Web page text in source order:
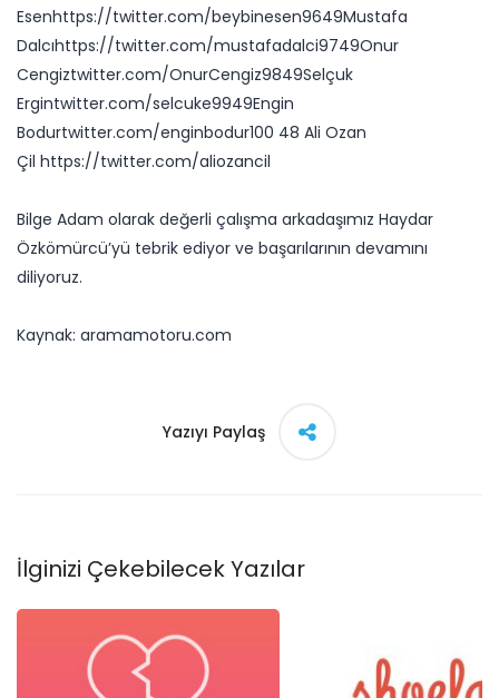
Esenhttps://twitter.com/beybinesen9649Mustafa
Dalcıhttps://twitter.com/mustafadalci9749Onur
Cengiztwitter.com/OnurCengiz9849Selçuk
Ergintwitter.com/selcuke9949Engin
Bodurtwitter.com/enginbodur100 48 Ali Ozan
Çil https://twitter.com/aliozancil
Bilge Adam olarak değerli çalışma arkadaşımız Haydar
Özkömürcü’yü tebrik ediyor ve başarılarının devamını
diliyoruz.
Kaynak: aramamotoru.com
Yazıyı Paylaş
İlginizi Çekebilecek Yazılar